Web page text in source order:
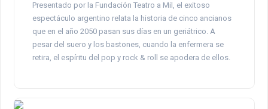
Presentado por la Fundación Teatro a Mil, el exitoso
espectáculo argentino relata la historia de cinco ancianos
que en el año 2050 pasan sus días en un geriátrico. A
pesar del suero y los bastones, cuando la enfermera se
retira, el espíritu del pop y rock & roll se apodera de ellos.